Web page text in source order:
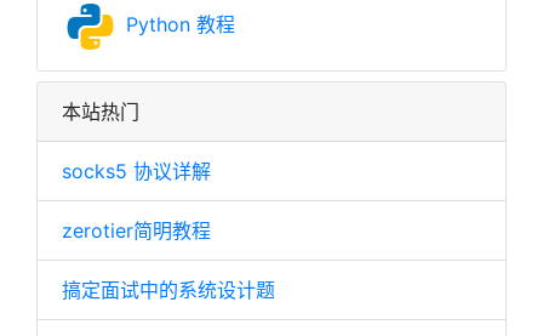
Python 教程
本站热门
socks5 协议详解
zerotier简明教程
搞定面试中的系统设计题